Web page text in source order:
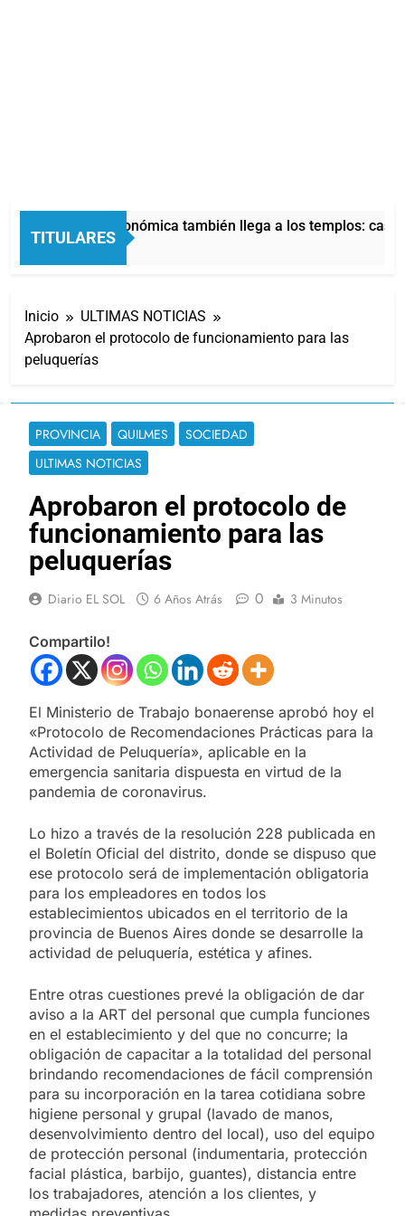
TITULARES
La crisis económica también llega a los templos: casi
2 Horas Atrás
Inicio
ULTIMAS NOTICIAS
Aprobaron el protocolo de funcionamiento para las
peluquerías
PROVINCIA QUILMES
SOCIEDAD
ULTIMAS NOTICIAS
Aprobaron el protocolo de
funcionamiento para las
peluquerías
Diario EL SOL 6 Años Atrás 0 3 Minutos
Compartilo!
El Ministerio de Trabajo bonaerense aprobó hoy el
«Protocolo de Recomendaciones Prácticas para la
Actividad de Peluquería», aplicable en la
emergencia sanitaria dispuesta en virtud de la
pandemia de coronavirus.
Lo hizo a través de la resolución 228 publicada en
el Boletín Oficial del distrito, donde se dispuso que
ese protocolo será de implementación obligatoria
para los empleadores en todos los
establecimientos ubicados en el territorio de la
provincia de Buenos Aires donde se desarrolle la
actividad de peluquería, estética y afines.
Entre otras cuestiones prevé la obligación de dar
aviso a la ART del personal que cumpla funciones
en el establecimiento y del que no concurre; la
obligación de capacitar a la totalidad del personal
brindando recomendaciones de fácil comprensión
para su incorporación en la tarea cotidiana sobre
higiene personal y grupal (lavado de manos,
desenvolvimiento dentro del local), uso del equipo
de protección personal (indumentaria, protección
facial plástica, barbijo, guantes), distancia entre
los trabajadores, atención a los clientes, y